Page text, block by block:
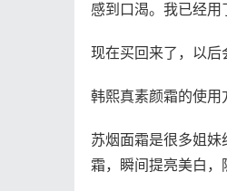
感到口渴。我已经用
现在买回来了，以后
韩熙真素颜霜的使用
苏烟面霜是很多姐
霜，瞬间提亮美白，